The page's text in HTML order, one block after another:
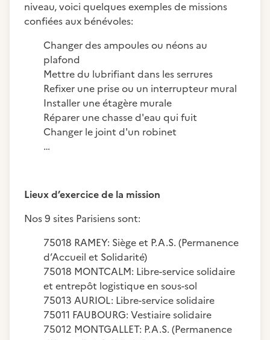
niveau, voici quelques exemples de missions
confiées aux bénévoles:
Changer des ampoules ou néons au
plafond
Mettre du lubrifiant dans les serrures
Refixer une prise ou un interrupteur mural
Installer une étagère murale
Réparer une chasse d'eau qui fuit
Changer le joint d'un robinet
…
Lieux d’exercice de la mission
Nos 9 sites Parisiens sont:
75018 RAMEY: Siège et P.A.S. (Permanence
d’Accueil et Solidarité)
75018 MONTCALM: Libre-service solidaire
et entrepôt logistique en sous-sol
75013 AURIOL: Libre-service solidaire
75011 FAUBOURG: Vestiaire solidaire
75012 MONTGALLET: P.A.S. (Permanence